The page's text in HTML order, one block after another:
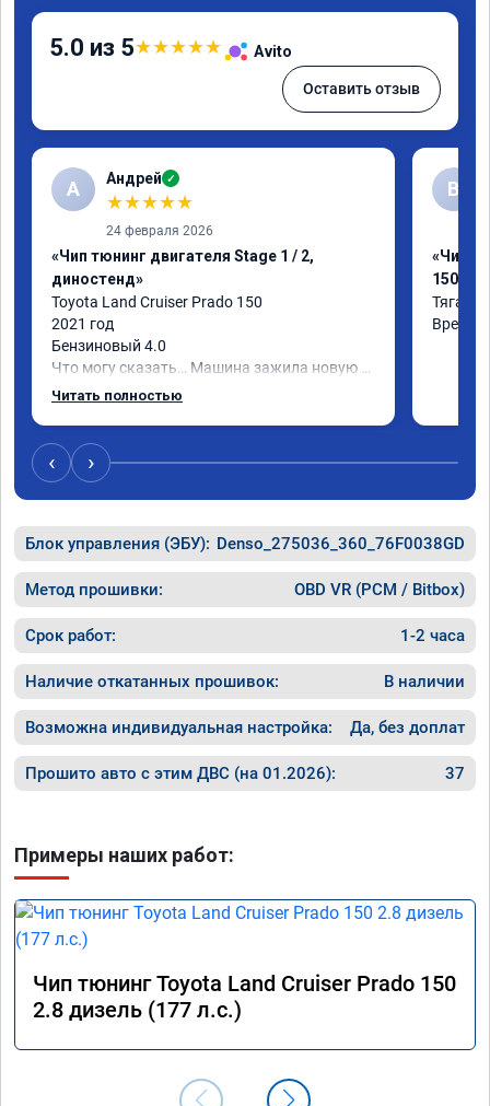
5.0 из 5★★★★★ Avito
Оставить отзыв
А Андрей ✓
★★★★★
24 февраля 2026
«Чип тюнинг двигателя Stage 1 / 2,
диностенд»
Toyota Land Cruiser Prado 150
2021 год
Бензиновый 4.0
Что могу сказать… Машина зажила новую
жизнь)
Самое заметное - машина стала лучше
отзываться на педаль газа и тянуть с низов.
Пропали легкие удары в коробе при резком
Двигатель стал более эластичный.
Жалею что не прошил сразу при покупке)
Рекомендую!
Читать полностью
В
«Чип
150»
Тяга
Время
‹ ›
Блок управления (ЭБУ): Denso_275036_360_76F0038GD
Метод прошивки: OBD VR (PCM / Bitbox)
Срок работ: 1-2 часа
Наличие откатанных прошивок: В наличии
Возможна индивидуальная настройка: Да, без доплат
Прошито авто с этим ДВС (на 01.2026): 37
Примеры наших работ:
Чип тюнинг Toyota Land Cruiser Prado 150
2.8 дизель (177 л.с.)